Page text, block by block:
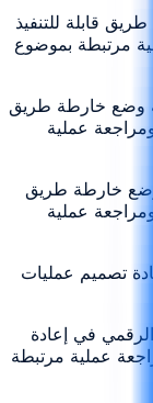
قابلة للتنفيذ
مرتبطة بموضوع
وضع خارطة طريق
عملية
وضع خارطة طريق
عملية
تصميم عمليات
في إعادة
عملية مرتبطة